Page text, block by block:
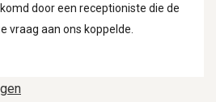
door een receptioniste die de
vraag aan ons koppelde.